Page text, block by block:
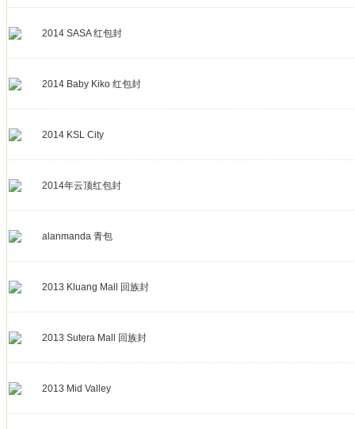
2014 SASA 红包封
2014 Baby Kiko 红包封
2014 KSL City
2014年云顶红包封
alanmanda 青包
2013 Kluang Mall 回族封
2013 Sutera Mall 回族封
2013 Mid Valley